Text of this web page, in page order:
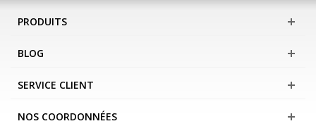
PRODUITS
BLOG
SERVICE CLIENT
NOS COORDONNÉES